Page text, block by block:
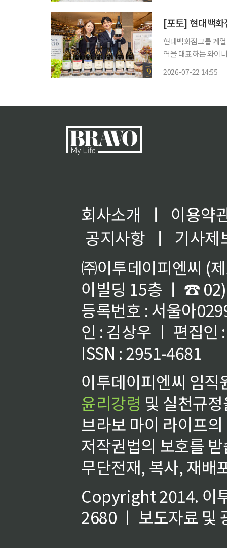
현대백화점그룹 계
역을 대표하는 와이
2026-07-22 14:55
회사소개 ㅣ
이용약
공지사항
ㅣ
기사제
㈜이투데이피엔씨 (
이빌딩 15층 ㅣ ☎
등록번호 : 서울아
인 : 김상우 ㅣ 편집인
ISSN : 2951-4681
이투데이피엔씨 임
윤리강령 및 실천규
브라보 마이 라이프
저작권법의 보호를
무단전재, 복사, 재배
Copyright 2014. 이
2680 ㅣ 보도자료